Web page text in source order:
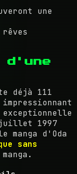
une
d'une
déjà 111
juillet 1997
manga d'Oda
sans